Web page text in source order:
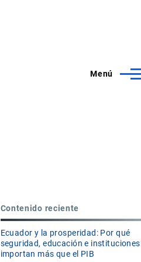
Menú
Contenido reciente
Ecuador y la prosperidad: Por qué
seguridad, educación e instituciones
importan más que el PIB